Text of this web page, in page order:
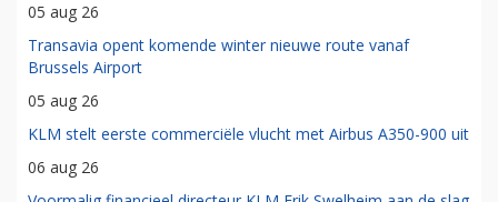
05 aug 26
Transavia opent komende winter nieuwe route vanaf
Brussels Airport
05 aug 26
KLM stelt eerste commerciële vlucht met Airbus A350-900 uit
06 aug 26